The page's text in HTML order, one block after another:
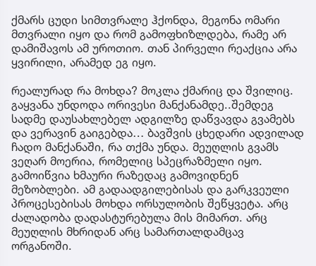
ქმარს ცუდი სიმთვრალე ჰქონდა, მეგონა ომარი
მთვრალი იყო და რომ გამოფხიზლდება, რამე არ
დამიშავოს ამ უროთიო. თან პირველი რეაქცია არა
ყვირილი, არამედ ეგ იყო.
რეალურად რა მოხდა? მოკლა ქმარიც და შვილიც.
გაყვანა უნდოდა ორივესი მანქანამდე..შემდეგ
სადმე დაუსახლებელ ადგილზე დაწვავდა გვამებს
და ვერავინ გაიგებდა… ბავშვის ცხედარი ადვილად
ჩადო მანქანაში, რა თქმა უნდა. მეუღლის გვამს
ვეღარ მოერია, რომელიც სპეცრაზმელი იყო.
გამოიწვია ხმაური რაზედაც გამოვიდნენ
მეზობლები. ამ გადაადგილებისას და გარკვეული
პროცესებისას მოხდა ორსულობის შეწყვეტა. არც
ძალადობა დადასტურებულა მის მიმართ. არც
მეუღლის მხრიდან არც სამართალდამცავ
ორგანოში.